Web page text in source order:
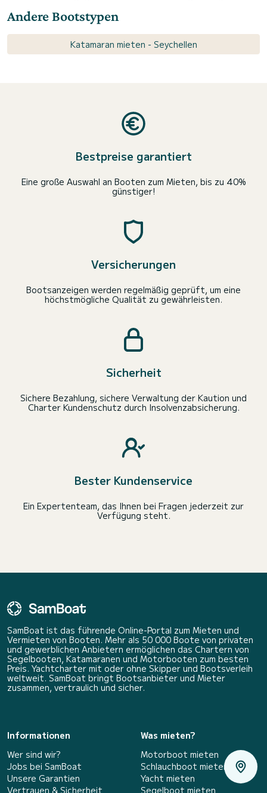
Andere Bootstypen
Katamaran mieten - Seychellen
Bestpreise garantiert
Eine große Auswahl an Booten zum Mieten, bis zu 40%
günstiger!
Versicherungen
Bootsanzeigen werden regelmäßig geprüft, um eine
höchstmögliche Qualität zu gewährleisten.
Sicherheit
Sichere Bezahlung, sichere Verwaltung der Kaution und
Charter Kundenschutz durch Insolvenzabsicherung.
Bester Kundenservice
Ein Expertenteam, das Ihnen bei Fragen jederzeit zur
Verfügung steht.
SamBoat ist das führende Online-Portal zum Mieten und
Vermieten von Booten. Mehr als 50 000 Boote von privaten
und gewerblichen Anbietern ermöglichen das Chartern von
Segelbooten, Katamaranen und Motorbooten zum besten
Preis. Yachtcharter mit oder ohne Skipper und Bootsverleih
weltweit. SamBoat bringt Bootsanbieter und Mieter
zusammen, vertraulich und sicher.
Informationen
Wer sind wir?
Jobs bei SamBoat
Unsere Garantien
Vertrauen & Sicherheit
Was mieten?
Motorboot mieten
Schlauchboot mieten
Yacht mieten
Segelboot mieten